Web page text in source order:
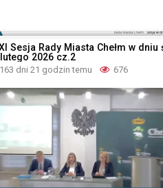
Sesja Rady Miasta Chełm w dniu
2026 cz.2
163 dni 21 godzin temu 676